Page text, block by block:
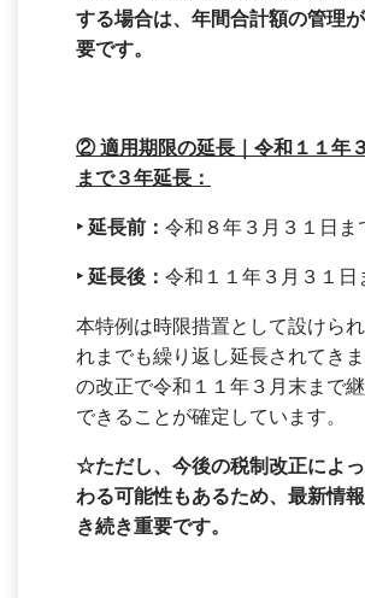
する場合は、年間合計額の管理
要です。
②適用期限の延長｜令和１１年
まで３年延長：
‣ 延長前： 令和８年３月３１日ま
‣ 延長後： 令和１１年３月３１日
本特例は時限措置として設けら
れまでも繰り返し延長されてき
の改正で令和１１年３月末まで
できることが確定しています。
☆ただし、今後の税制改正によ
わる可能性もあるため、最新情報
き続き重要です。